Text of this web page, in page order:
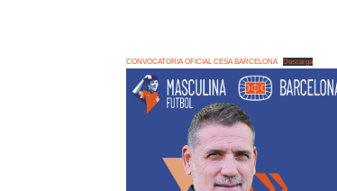
CONVOCATORIA OFICIAL CESA BARCELONA Descarga